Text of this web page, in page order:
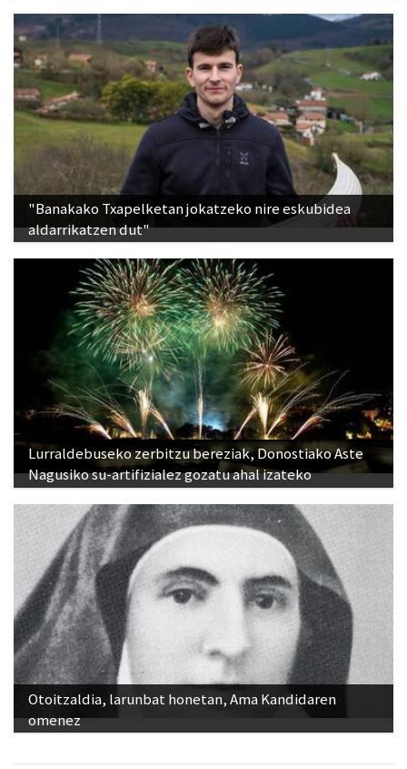
"Banakako Txapelketan jokatzeko nire eskubidea
aldarrikatzen dut"
Lurraldebuseko zerbitzu bereziak, Donostiako Aste
Nagusiko su-artifizialez gozatu ahal izateko
Otoitzaldia, larunbat honetan, Ama Kandidaren
omenez